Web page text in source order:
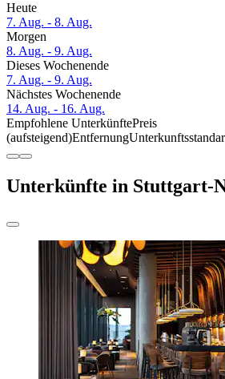
Heute
7. Aug. - 8. Aug.
Morgen
8. Aug. - 9. Aug.
Dieses Wochenende
7. Aug. - 9. Aug.
Nächstes Wochenende
14. Aug. - 16. Aug.
Empfohlene UnterkünftePreis
(aufsteigend)Entfernung
Unterkünfte in Stuttgart-